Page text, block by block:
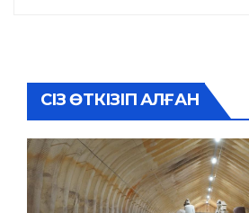
СІЗ ӨТКІЗІП АЛҒАН